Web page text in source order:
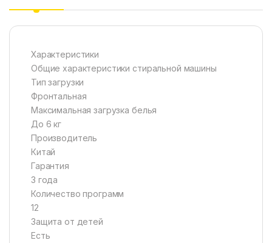
Характеристики
Общие характеристики стиральной машины
Тип загрузки
Фронтальная
Максимальная загрузка белья
До 6 кг
Производитель
Китай
Гарантия
3 года
Количество программ
12
Защита от детей
Есть